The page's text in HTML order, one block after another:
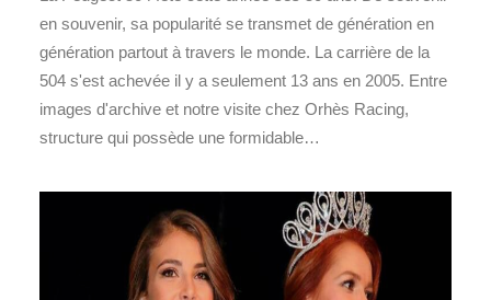
en souvenir, sa popularité se transmet de génération en
génération partout à travers le monde. La carrière de la
504 s'est achevée il y a seulement 13 ans en 2005. Entre
images d'archive et notre visite chez Orhès Racing,
structure qui possède une formidable…